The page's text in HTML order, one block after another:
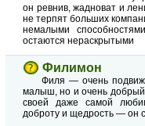
он ревнив, жадноват и
не терпят больших
немалыми
остаются нераскрытыми
Филимон
Филя — очень
малыш, но и очень
своей даже самой
доброту и щедрость — он